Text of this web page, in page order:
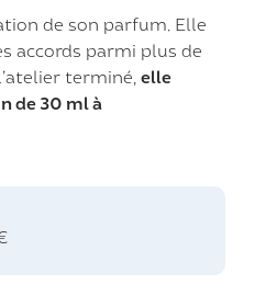
de son parfum. Elle
accords parmi plus de
terminé,elle
de 30 ml à